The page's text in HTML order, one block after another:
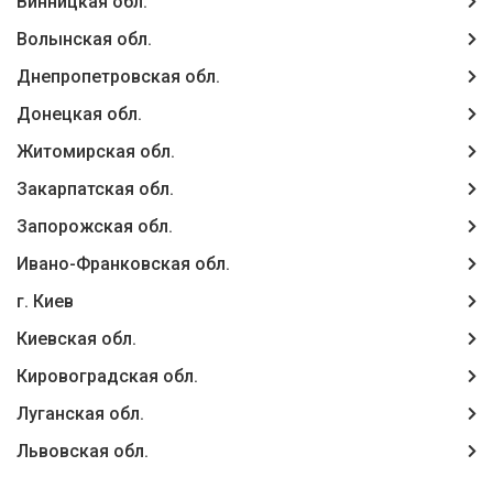
Волынская обл.
Днепропетровская обл.
Донецкая обл.
Житомирская обл.
Закарпатская обл.
Запорожская обл.
Ивано-Франковская обл.
г. Киев
Киевская обл.
Кировоградская обл.
Луганская обл.
Львовская обл.